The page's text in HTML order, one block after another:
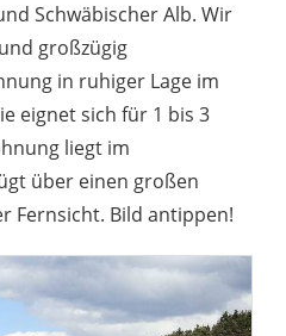
Schwäbischer Alb. Wir
großzügig
in ruhiger Lage im
eignet sich für 1 bis 3
liegt im
über einen großen
Fernsicht. Bild antippen!